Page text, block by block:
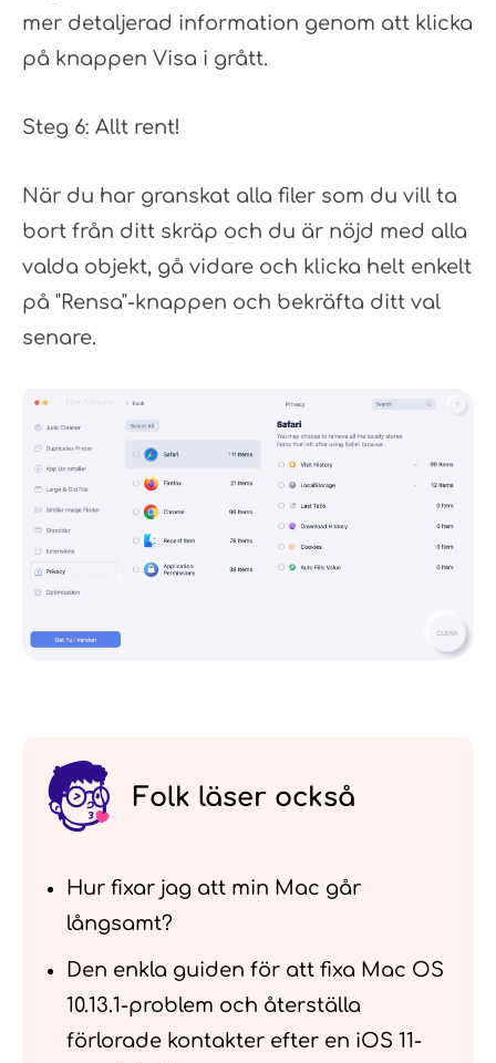
mer detaljerad information genom att klicka
på knappen Visa i grått.
Steg 6: Allt rent!
När du har granskat alla filer som du vill ta
bort från ditt skräp och du är nöjd med alla
valda objekt, gå vidare och klicka helt enkelt
på "Rensa"-knappen och bekräfta ditt val
senare.
Folk läser också
Hur fixar jag att min Mac går
långsamt?
Den enkla guiden för att fixa Mac OS
10.13.1-problem och återställa
förlorade kontakter efter en iOS 11-